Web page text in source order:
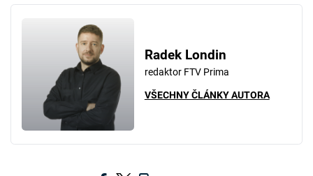
Radek Londin
redaktor FTV Prima
VŠECHNY ČLÁNKY AUTORA